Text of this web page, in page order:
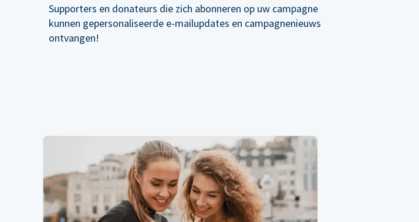
Supporters en donateurs die zich abonneren op uw campagne
kunnen gepersonaliseerde e-mailupdates en campagnenieuws
ontvangen!